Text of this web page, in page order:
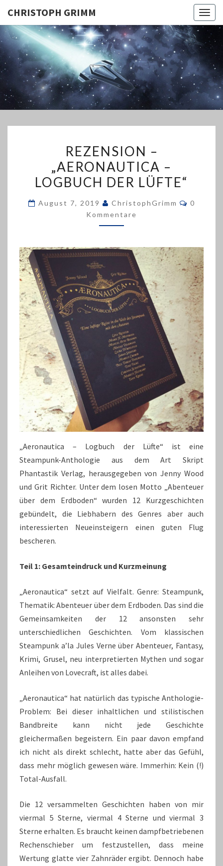
CHRISTOPH GRIMM
GRIMM
–
„AERONAUTICA
–
DER
REZENSION –
„AERONAUTICA –
LOGBUCH DER LÜFTE“
August 7, 2019 ChristophGrimm
0
Kommentare
„Aeronautica – Logbuch der Lüfte“ ist eine
Steampunk-Anthologie aus dem Art Skript
Phantastik Verlag, herausgegeben von Jenny Wood
und Grit Richter. Unter dem losen Motto „Abenteuer
über dem Erdboden“ wurden 12 Kurzgeschichten
gebündelt, die Liebhabern des Genres aber auch
interessierten Neueinsteigern einen guten Flug
bescheren.
Teil 1: Gesamteindruck und Kurzmeinung
„Aeronautica“ setzt auf Vielfalt. Genre: Steampunk,
Thematik: Abenteuer über dem Erdboden. Das sind die
Gemeinsamkeiten der 12 ansonsten sehr
unterschiedlichen Geschichten. Vom klassischen
Steampunk a’la Jules Verne über Abenteuer, Fantasy,
Krimi, Grusel, neu interpretierten Mythen und sogar
Anleihen von Lovecraft, ist alles dabei.
„Aeronautica“ hat natürlich das typische Anthologie-
Problem: Bei dieser inhaltlichen und stilistischen
Bandbreite kann nicht jede Geschichte
gleichermaßen begeistern. Ein paar davon empfand
ich nicht als direkt schlecht, hatte aber das Gefühl,
dass mehr möglich gewesen wäre. Immerhin: Kein (!)
Total-Ausfall.
Die 12 versammelten Geschichten haben von mir
viermal 5 Sterne, viermal 4 Sterne und viermal 3
Sterne erhalten. Es braucht keinen dampfbetriebenen
Rechenschieber um festzustellen, dass meine
Wertung glatte vier Zahnräder ergibt. Dennoch habe